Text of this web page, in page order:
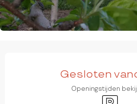
Gesloten
Openingstijden